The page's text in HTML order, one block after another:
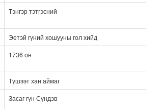
Тэнгэр тэтгэсний
Эетэй гүний хошууны гол хийд
1736 он
Түшээт хан аймаг
Засаг гүн Сүндэв